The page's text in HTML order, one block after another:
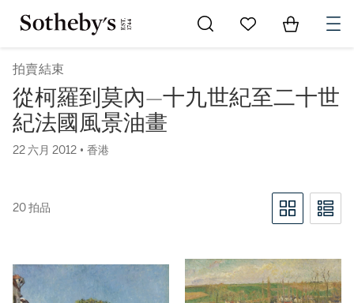
Go to My Favorites
Items in
拍賣結束
從柯羅到莫內—十九世紀至二十世
紀法國風景油畫
22 六月 2012 • 香港
20 拍品